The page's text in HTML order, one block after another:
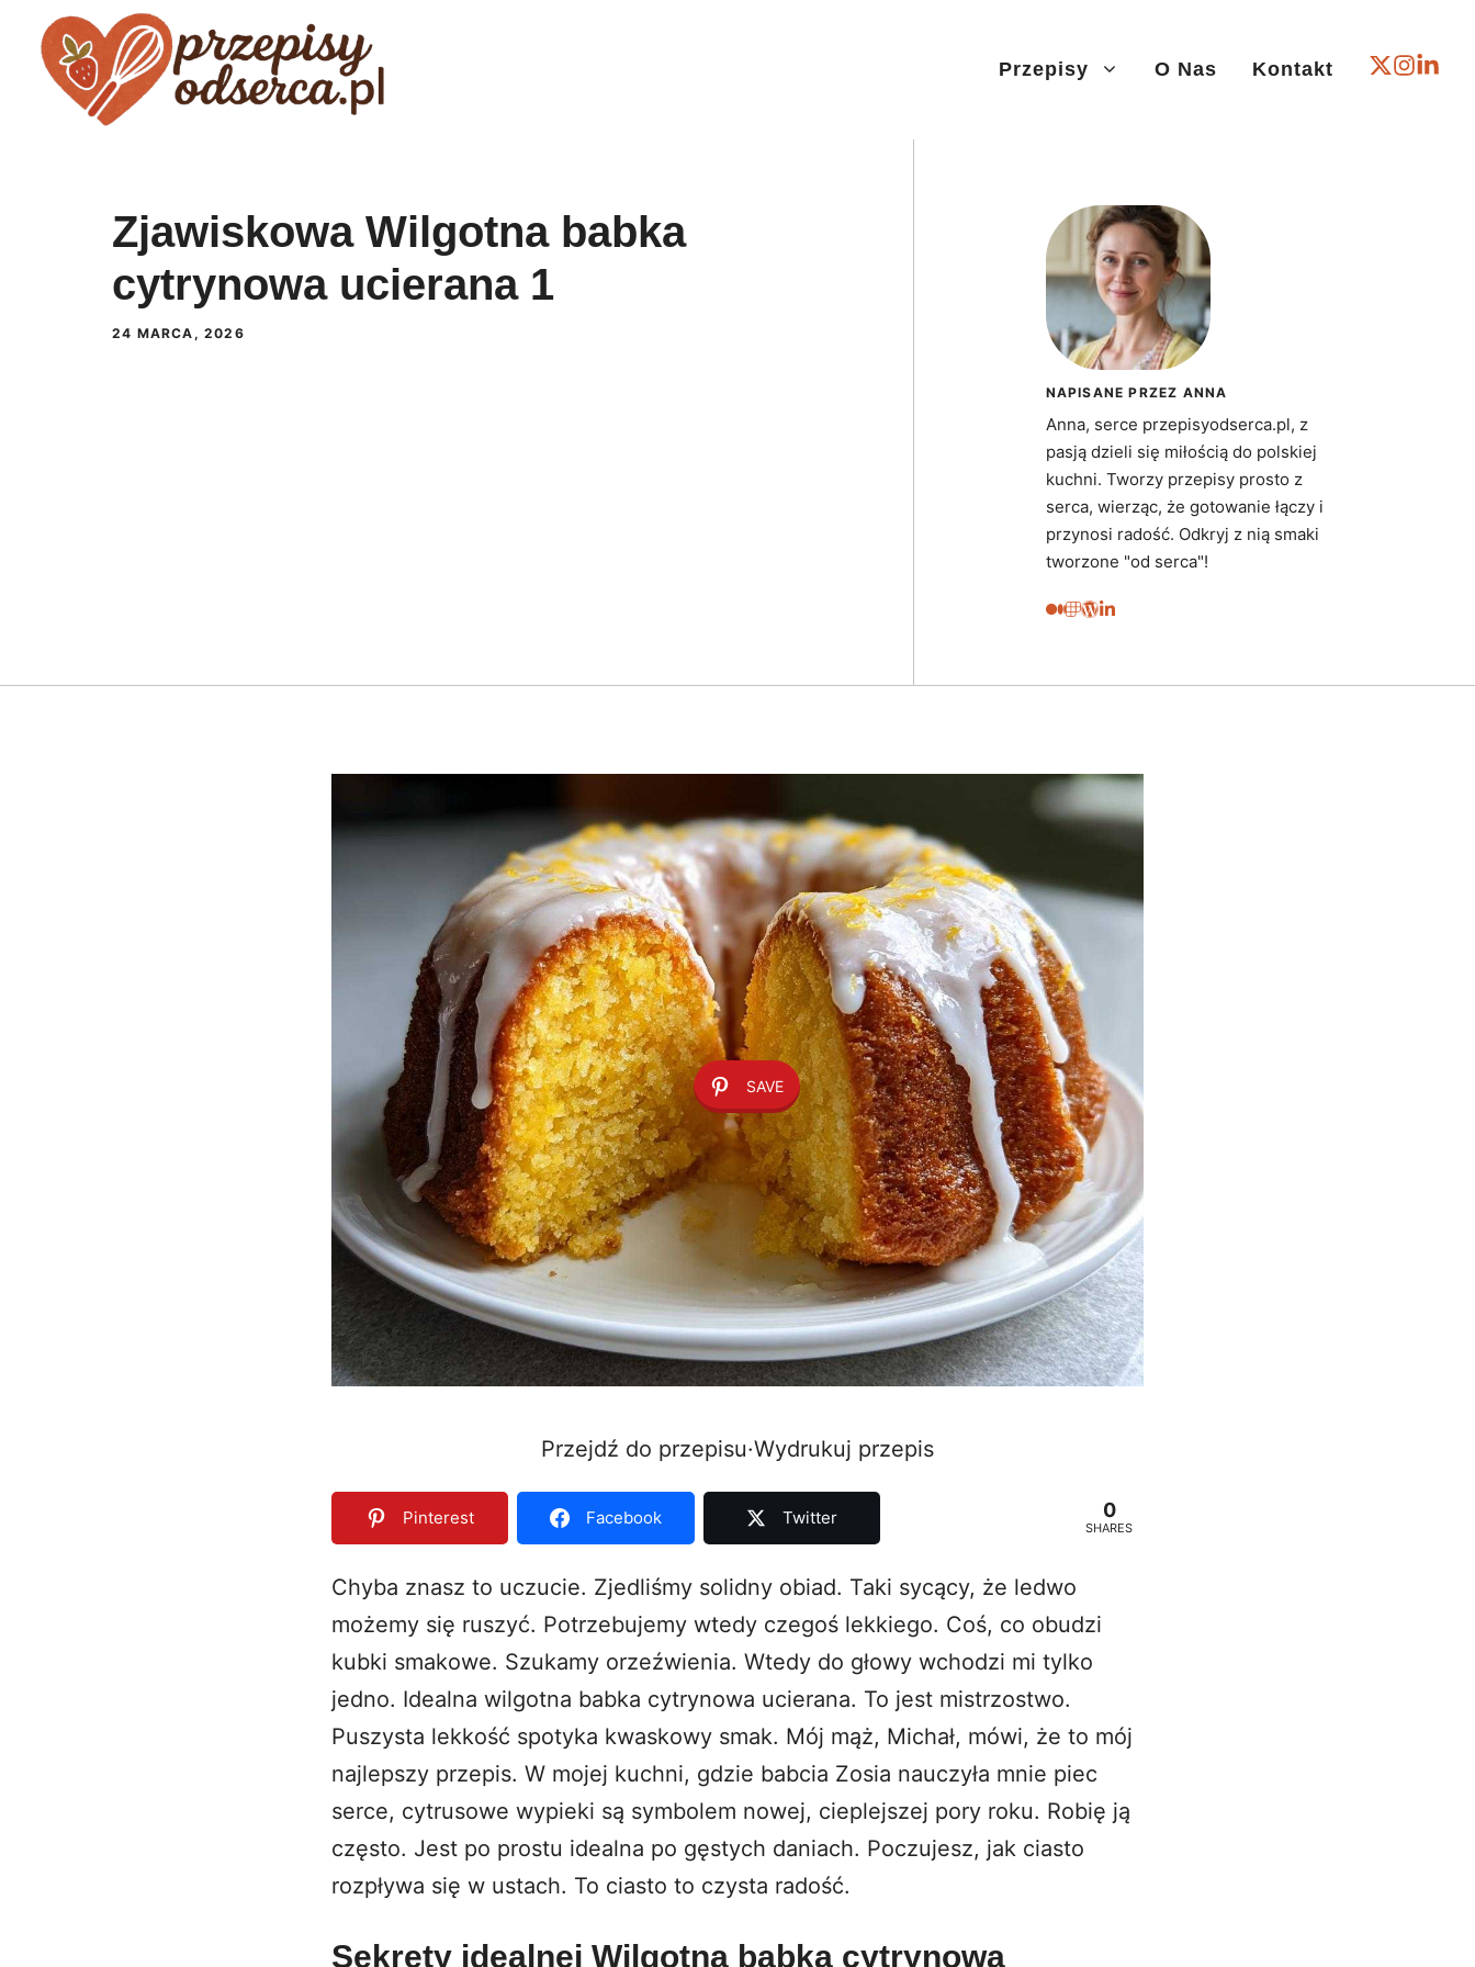
Przejdź
Przepisy O Nas Kontakt
Zjawiskowa Wilgotna babka
cytrynowa ucierana 1
24 MARCA, 2026
NAPISANE PRZEZ ANNA
Anna, serce przepisyodserca.pl, z
pasją dzieli się miłością do polskiej
kuchni. Tworzy przepisy prosto z
serca, wierząc, że gotowanie łączy i
przynosi radość. Odkryj z nią smaki
tworzone "od serca"!
SAVE
Przejdź do przepisu·Wydrukuj przepis
Pinterest Facebook Twitter 0
SHARES
Chyba znasz to uczucie. Zjedliśmy solidny obiad. Taki sycący, że ledwo
możemy się ruszyć. Potrzebujemy wtedy czegoś lekkiego. Coś, co obudzi
kubki smakowe. Szukamy orzeźwienia. Wtedy do głowy wchodzi mi tylko
jedno. Idealna wilgotna babka cytrynowa ucierana. To jest mistrzostwo.
Puszysta lekkość spotyka kwaskowy smak. Mój mąż, Michał, mówi, że to mój
najlepszy przepis. W mojej kuchni, gdzie babcia Zosia nauczyła mnie piec
serce, cytrusowe wypieki są symbolem nowej, cieplejszej pory roku. Robię ją
często. Jest po prostu idealna po gęstych daniach. Poczujesz, jak ciasto
rozpływa się w ustach. To ciasto to czysta radość.
Sekrety idealnej Wilgotna babka cytrynowa